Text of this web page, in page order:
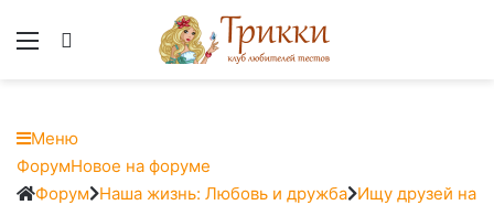
Меню
Меню
Навигация
Форума
ФорумНовое на форуме
Форум
Форум Наша жизнь: Любовь и дружба Ищу друзей на